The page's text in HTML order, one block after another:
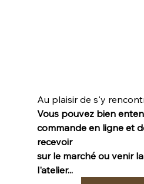
Au plaisir de s'y
Vous pouvez bien
commande en ligne et
recevoir
sur le marché ou venir
l'atelier...